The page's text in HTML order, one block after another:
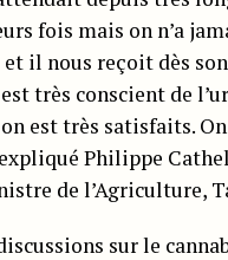
fois mais on n’a
il nous reçoit dès
très conscient de
est très satisfaits.
Philippe
de l’Agriculture,
sur le